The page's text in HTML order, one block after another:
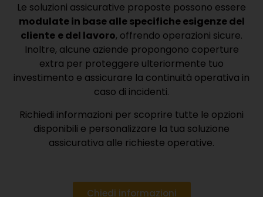
Le soluzioni assicurative proposte possono essere
modulate in base alle specifiche esigenze del
cliente e del lavoro, offrendo operazioni sicure.
Inoltre, alcune aziende propongono coperture
extra per proteggere ulteriormente tuo
investimento e assicurare la continuità operativa in
caso di incidenti.
Richiedi informazioni per scoprire tutte le opzioni
disponibili e personalizzare la tua soluzione
assicurativa alle richieste operative.
Chiedi informazioni